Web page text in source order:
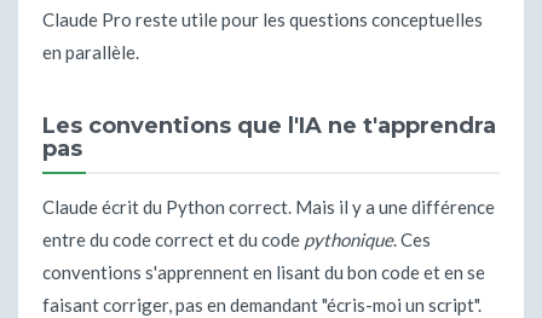
Claude Pro reste utile pour les questions conceptuelles
en parallèle.
Les conventions que l'IA ne t'apprendra
pas
Claude écrit du Python correct. Mais il y a une différence
entre du code correct et du code pythonique. Ces
conventions s'apprennent en lisant du bon code et en se
faisant corriger, pas en demandant "écris-moi un script".